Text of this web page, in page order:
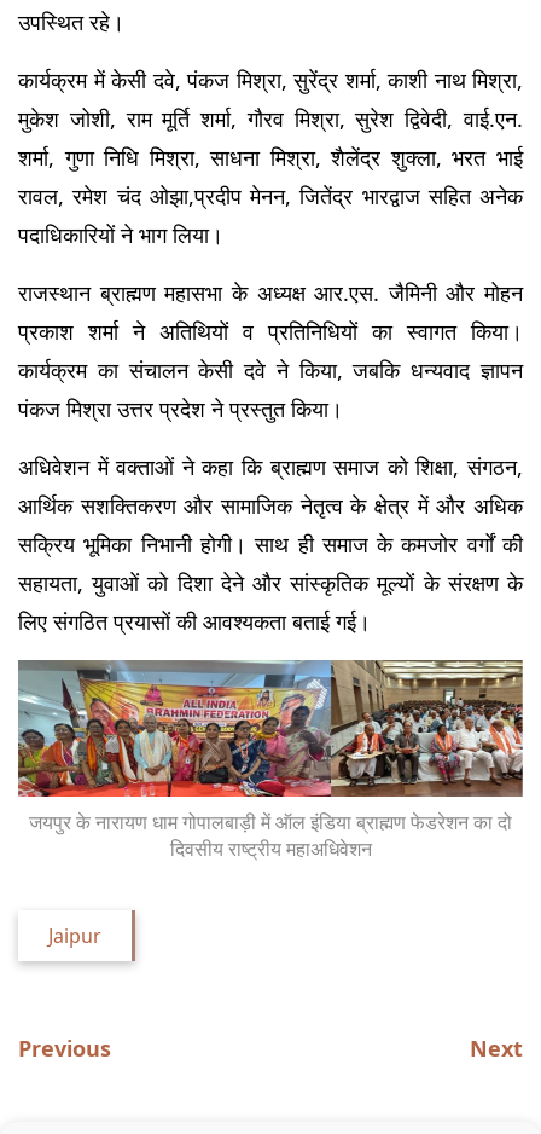
उपस्थित रहे।
कार्यक्रम में केसी दवे, पंकज मिश्रा, सुरेंद्र शर्मा, काशी नाथ मिश्रा,
मुकेश जोशी, राम मूर्ति शर्मा, गौरव मिश्रा, सुरेश द्विवेदी, वाई.एन.
शर्मा, गुणा निधि मिश्रा, साधना मिश्रा, शैलेंद्र शुक्ला, भरत भाई
रावल, रमेश चंद ओझा,प्रदीप मेनन, जितेंद्र भारद्वाज सहित अनेक
पदाधिकारियों ने भाग लिया।
राजस्थान ब्राह्मण महासभा के अध्यक्ष आर.एस. जैमिनी और मोहन
प्रकाश शर्मा ने अतिथियों व प्रतिनिधियों का स्वागत किया।
कार्यक्रम का संचालन केसी दवे ने किया, जबकि धन्यवाद ज्ञापन
पंकज मिश्रा उत्तर प्रदेश ने प्रस्तुत किया।
अधिवेशन में वक्ताओं ने कहा कि ब्राह्मण समाज को शिक्षा, संगठन,
आर्थिक सशक्तिकरण और सामाजिक नेतृत्व के क्षेत्र में और अधिक
सक्रिय भूमिका निभानी होगी। साथ ही समाज के कमजोर वर्गों की
सहायता, युवाओं को दिशा देने और सांस्कृतिक मूल्यों के संरक्षण के
लिए संगठित प्रयासों की आवश्यकता बताई गई।
जयपुर के नारायण धाम गोपालबाड़ी में ऑल इंडिया ब्राह्मण फेडरेशन का दो
दिवसीय राष्ट्रीय महाअधिवेशन
Jaipur
Previous Next